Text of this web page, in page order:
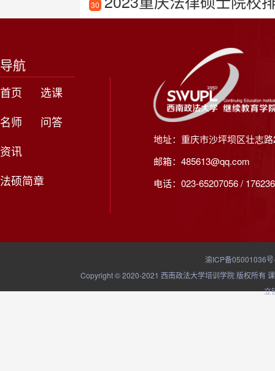
30
导航
首页
选课
名师
问答
资讯
法硕简章
地址：重庆市沙坪坝区壮志
邮箱：485613@qq.com
电话：023-65207056 /
渝ICP备05001036
Copyright © 2020-2021 西南政法大学培训学院 版权所有
立